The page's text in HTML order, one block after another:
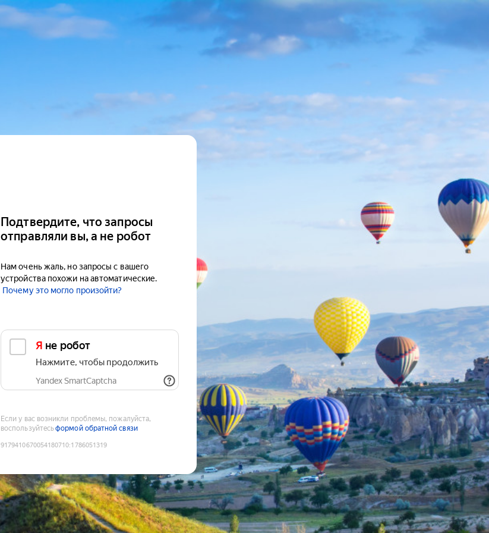
Подтвердите, что запросы
отправляли вы, а не робот
Нам очень жаль, но запросы с вашего
устройства похожи на автоматические.
Почему это могло произойти?
Я не робот
Нажмите, чтобы продолжить
Yandex SmartCaptcha
Если у вас возникли проблемы, пожалуйста,
воспользуйтесьформой обратной связи
9179410670054180710:1786051319